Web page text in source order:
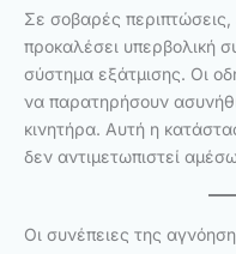
Σε σοβαρές
προκαλέσει υπερβολική
σύστημα εξάτμισης. Οι
να παρατηρήσουν
κινητήρα. Αυτή η
δεν αντιμετωπιστεί
Οι συνέπειες της